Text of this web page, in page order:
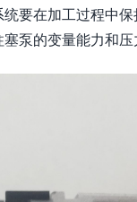
要在加工过程中
泵的变量能力和压